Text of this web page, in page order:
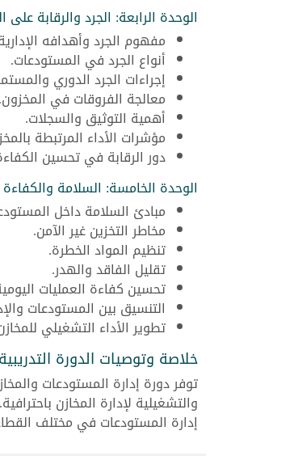
الوحدة الرابعة: الجرد والرقابة على
مفهوم الجرد وأهدافه
أنواع الجرد في المستودعات.
إجراءات الجرد الدوري
معالجة الفروقات في المخزون.
أهمية التوثيق والسجلات.
مؤشرات الأداء المرتبطة
دور الرقابة في تحسين
الوحدة الخامسة: السلامة
مبادئ السلامة داخل
مخاطر التخزين غير الآمن.
تنظيم المواد الخطرة.
تقليل الفاقد والهدر.
تحسين كفاءة العمليات
التنسيق بين المستودعات
تطوير الأداء التشغيلي
خلاصة وتوصيات الدورة التدريبية
توفر دورة إدارة المستودعات
والتشغيلية لإدارة المخازن
إدارة المستودعات في مختلف